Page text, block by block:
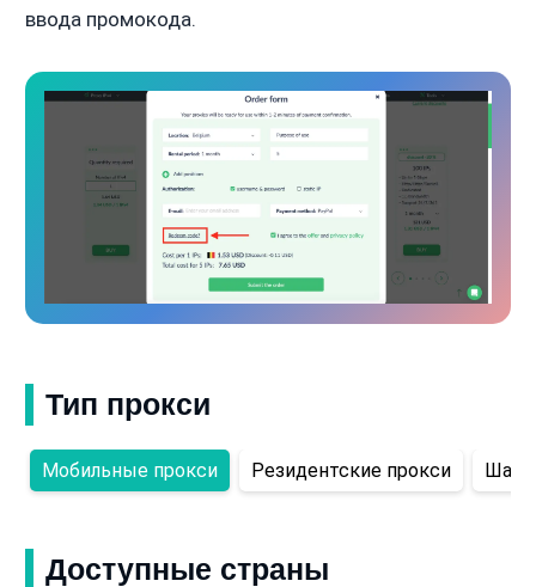
ввода промокода.
Тип прокси
Мобильные прокси Резидентские прокси
Доступные страны